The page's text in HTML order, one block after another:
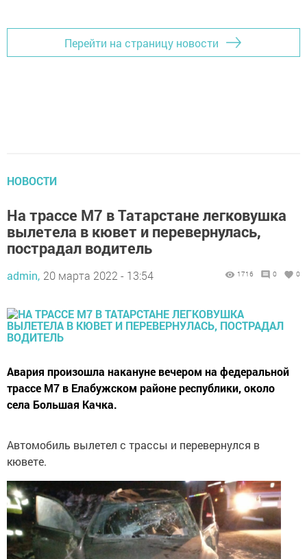
Перейти на страницу новости
НОВОСТИ
На трассе М7 в Татарстане легковушка
вылетела в кювет и перевернулась,
пострадал водитель
admin, 20 марта 2022 - 13:54 1716 0 0
Авария произошла накануне вечером на федеральной
трассе М7 в Елабужском районе республики, около
села Большая Качка.
Автомобиль вылетел с трассы и перевернулся в
кювете.